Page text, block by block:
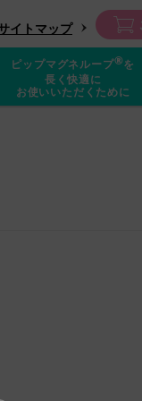
イトマップ
ピップマグネループ®を
長く快適に
お使いいただくために